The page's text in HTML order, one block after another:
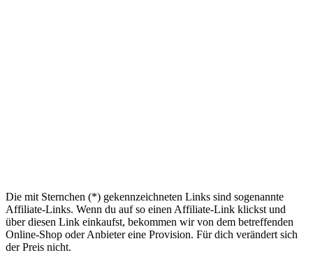
Die mit Sternchen (*) gekennzeichneten Links sind sogenannte
Affiliate-Links. Wenn du auf so einen Affiliate-Link klickst und
über diesen Link einkaufst, bekommen wir von dem betreffenden
Online-Shop oder Anbieter eine Provision. Für dich verändert sich
der Preis nicht.